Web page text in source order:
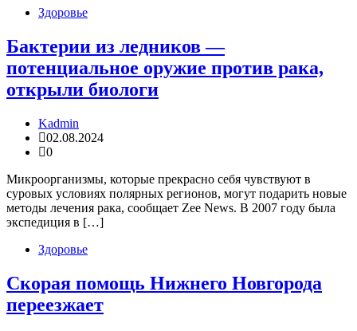
Здоровье
Бактерии из ледников —
потенциальное оружие против рака,
открыли биологи
Kadmin
02.08.2024
0
Микроорганизмы, которые прекрасно себя чувствуют в
суровых условиях полярных регионов, могут подарить новые
методы лечения рака, сообщает Zee News. В 2007 году была
экспедиция в […]
Здоровье
Скорая помощь Нижнего Новгорода
переезжает